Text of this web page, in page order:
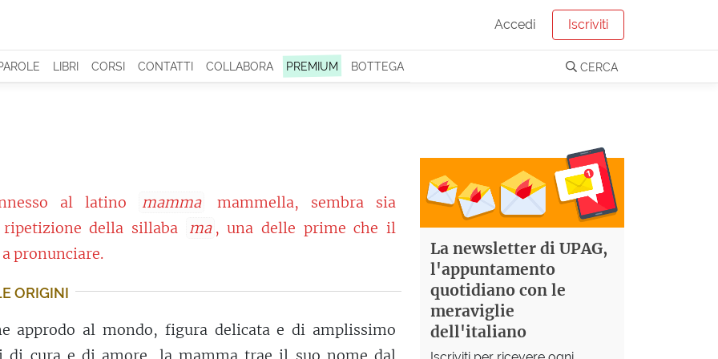
Accedi Iscriviti
LIBRI CORSI CONTATTI COLLABORA PREMIUM BOTTEGA CERCA
al latino mamma
mammella, sembra sia
ripetizione della sillaba
ma , una delle prime che il
pronunciare.
ORIGINI
approdo al mondo, figura delicata e di amplissimo
La newsletter di UPAG,
l'appuntamento
quotidiano con le
meraviglie
dell'italiano